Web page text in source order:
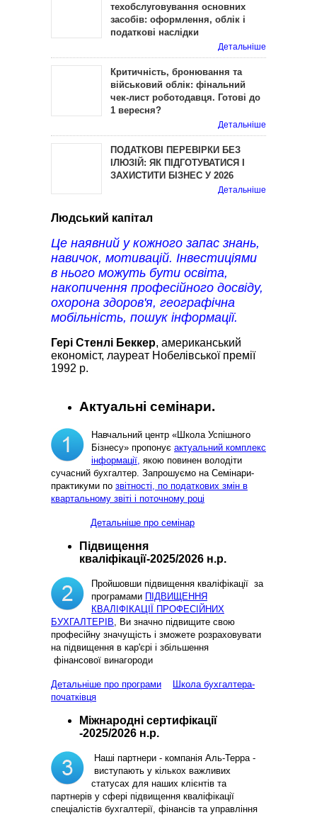
техобслуговування основних
засобів: оформлення, облік і
податкові наслідки
Детальніше
Критичність, бронювання та
військовий облік: фінальний
чек-лист роботодавця. Готові до
1 вересня?
Детальніше
ПОДАТКОВІ ПЕРЕВІРКИ БЕЗ
ІЛЮЗІЙ: ЯК ПІДГОТУВАТИСЯ І
ЗАХИСТИТИ БІЗНЕС У 2026
Детальніше
Людський капітал
Це наявний у кожного запас знань,
навичок, мотивацій. Інвестиціями
в нього можуть бути освіта,
накопичення професійного досвіду,
охорона здоров'я, географічна
мобільність, пошук інформації.
Гері Стенлі Беккер, американський
економіст, лауреат Нобелівської премії
1992 р.
Актуальні семінари.
Навчальний центр «Школа Успішного
Бізнесу» пропонує актуальний комплекс
інформації, якою повинен володіти
сучасний бухгалтер. Запрошуємо на Семінари-
практикуми по звітності, по податкових змін в
квартальному звіті і поточному році
Детальніше про семінар
Підвищення
кваліфікації-2025/2026 н.р.
Пройшовши підвищення кваліфікації за
програмами ПІДВИЩЕННЯ
КВАЛІФІКАЦІЇ ПРОФЕСІЙНИХ
БУХГАЛТЕРІВ, Ви значно підвищите свою
професійну значущість і зможете розраховувати
на підвищення в кар'єрі і збільшення
фінансової винагороди
Детальніше про програми
Школа бухгалтера-
початківця
Міжнародні сертифікації
-2025/2026 н.р.
Наші партнери - компанія Аль-Терра -
виступають у кількох важливих
статусах для наших клієнтів та
партнерів у сфері підвищення кваліфікації
спеціалістів бухгалтерії, фінансів та управління